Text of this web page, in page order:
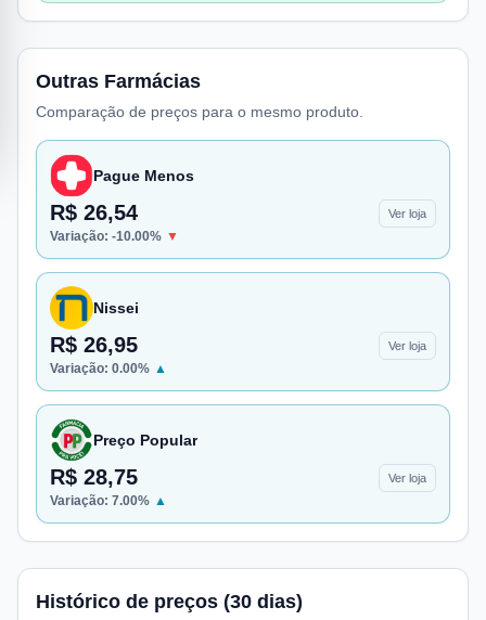
Outras Farmácias
Comparação de preços para o mesmo produto.
Pague Menos
R$ 26,54 Ver loja
Variação: -10.00% ▼
Nissei
R$ 26,95 Ver loja
Variação: 0.00% ▲
Preço Popular
R$ 28,75 Ver loja
Variação: 7.00% ▲
Histórico de preços (30 dias)